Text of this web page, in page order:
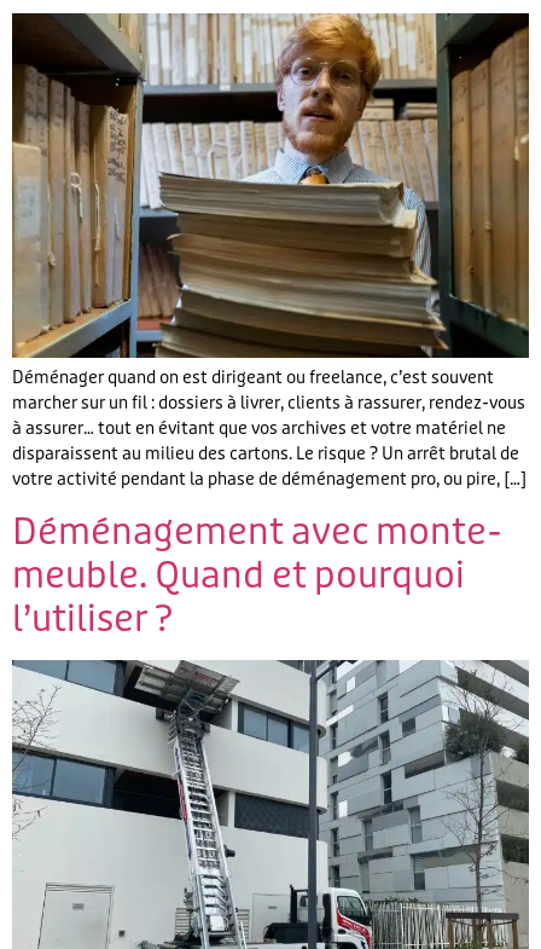
Déménager quand on est dirigeant ou freelance, c’est souvent
marcher sur un fil : dossiers à livrer, clients à rassurer, rendez-vous
à assurer… tout en évitant que vos archives et votre matériel ne
disparaissent au milieu des cartons. Le risque ? Un arrêt brutal de
votre activité pendant la phase de déménagement pro, ou pire, […]
Déménagement avec monte-
meuble. Quand et pourquoi
l’utiliser ?